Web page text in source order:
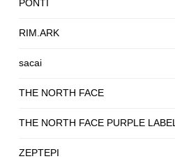
PONTI
RIM.ARK
sacai
THE NORTH FACE
THE NORTH FACE PURPLE LABEL
ZEPTEPI